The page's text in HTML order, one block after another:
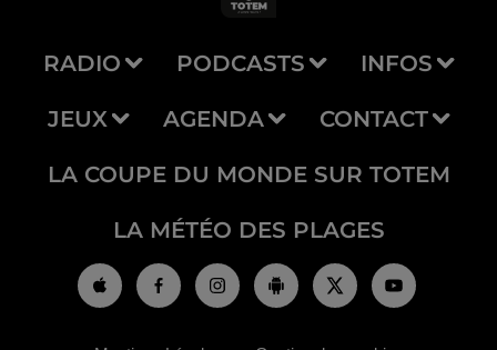
RADIO PODCASTS INFOS
JEUX AGENDA CONTACT
LA COUPE DU MONDE SUR TOTEM
LA MÉTÉO DES PLAGES